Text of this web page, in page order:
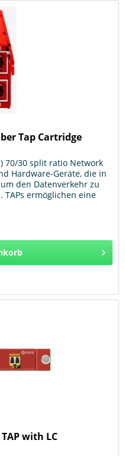
Tap Cartridge
70/30 split ratio Network
Hardware-Geräte, die in
den Datenverkehr zu
ermöglichen eine
with LC